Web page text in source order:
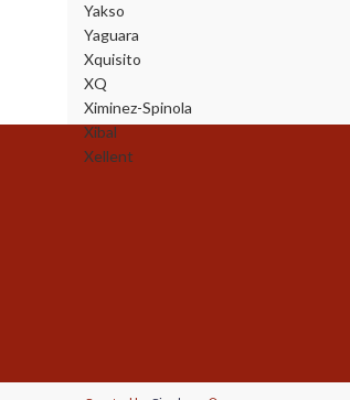
Yakso
Yaguara
Xquisito
XQ
Ximinez-Spinola
Xibal
Xellent